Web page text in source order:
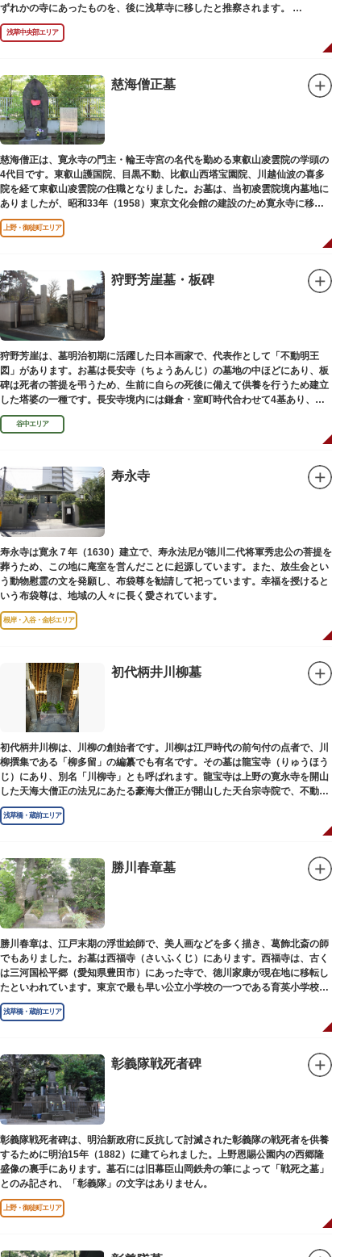
ずれかの寺にあったものを、後に浅草寺に移したと推察されます。
現在は、五重塔北側の絵馬堂内に保管されています。絵馬堂は通常非公開と
なっていますが、不定期で行われる「伝法院庭園拝観と絵馬展」が開催され
浅草中央部エリア
慈海僧正墓
慈海僧正は、寛永寺の門主・輪王寺宮の名代を勤める東叡山凌雲院の学頭の
4代目です。東叡山護国院、目黒不動、比叡山西塔宝園院、川越仙波の喜多
院を経て東叡山凌雲院の住職となりました。お墓は、当初凌雲院境内墓地に
ありましたが、昭和33年（1958）東京文化会館の建設のため寛永寺に移築
されました。
上野・御徒町エリア
狩野芳崖墓・板碑
狩野芳崖は、墓明治初期に活躍した日本画家で、代表作として「不動明王
図」があります。お墓は長安寺（ちょうあんじ）の墓地の中ほどにあり、板
碑は死者の菩提を弔うため、生前に自らの死後に備えて供養を行うため建立
した塔婆の一種です。長安寺境内には鎌倉・室町時代合わせて4基あり、
「長安寺板碑」として台東区の有形文化財に指定されています。
谷中エリア
寿永寺
寿永寺は寛永７年（1630）建立で、寿永法尼が徳川二代将軍秀忠公の菩提を
葬うため、この地に庵室を営んだことに起源しています。また、放生会とい
う動物慰霊の文を発願し、布袋尊を勧請して祀っています。幸福を授けると
いう布袋尊は、地域の人々に長く愛されています。
根岸・入谷・金杉エリア
初代柄井川柳墓
初代柄井川柳は、川柳の創始者です。川柳は江戸時代の前句付の点者で、川
柳撰集である「柳多留」の編纂でも有名です。その墓は龍宝寺（りゅうほう
じ）にあり、別名「川柳寺」とも呼ばれます。龍宝寺は上野の寛永寺を開山
した天海大僧正の法兄にあたる豪海大僧正が開山した天台宗寺院で、不動明
王の梵字を刻んだ板碑が境内に残っています。
浅草橋・蔵前エリア
勝川春章墓
勝川春章は、江戸末期の浮世絵師で、美人画などを多く描き、葛飾北斎の師
でもありました。お墓は西福寺（さいふくじ）にあります。西福寺は、古く
は三河国松平郷（愛知県豊田市）にあった寺で、徳川家康が現在地に移転し
たといわれています。東京で最も早い公立小学校の一つである育英小学校の
発祥の地としても知られています。
浅草橋・蔵前エリア
彰義隊戦死者碑
彰義隊戦死者碑は、明治新政府に反抗して討滅された彰義隊の戦死者を供養
するために明治15年（1882）に建てられました。上野恩賜公園内の西郷隆
盛像の裏手にあります。墓石には旧幕臣山岡鉄舟の筆によって「戦死之墓」
とのみ記され、「彰義隊」の文字はありません。
上野・御徒町エリア